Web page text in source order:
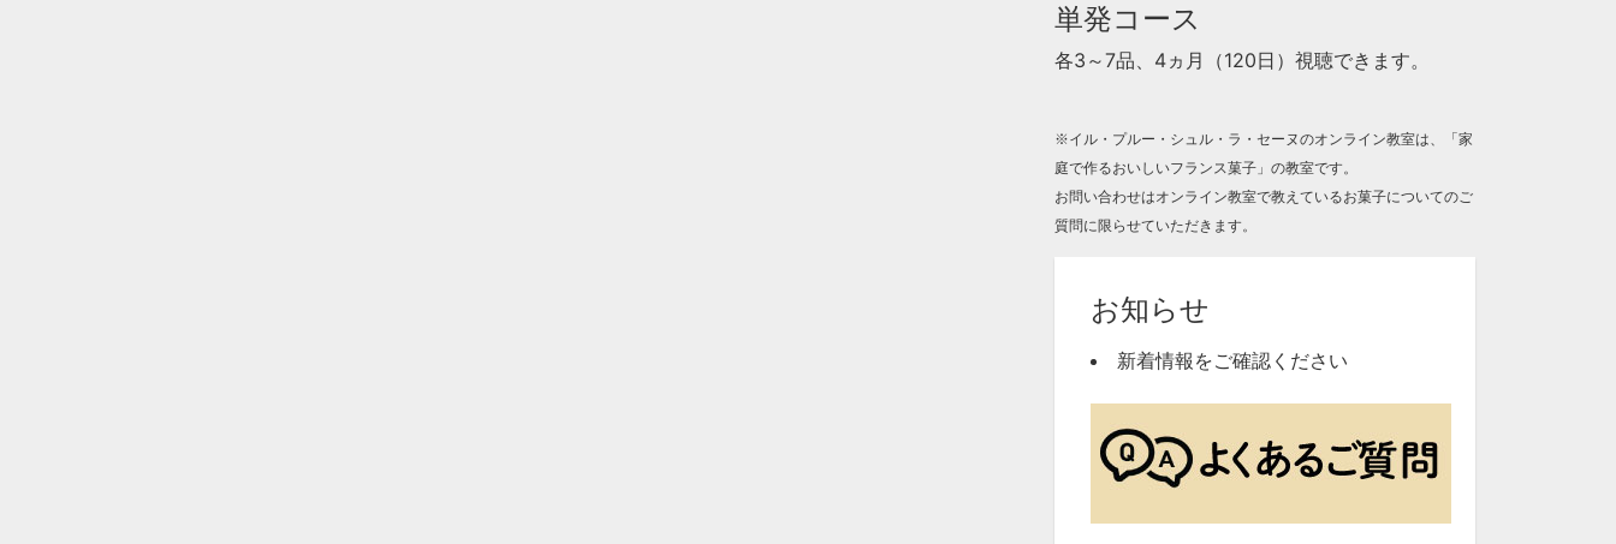
単発コース
各3～7品、4ヵ月（120日）視聴できます。
※イル・プルー・シュル・ラ・セーヌのオンライン教室は、「家
庭で作るおいしいフランス菓子」の教室です。
お問い合わせはオンライン教室で教えているお菓子についてのご
質問に限らせていただきます。
お知らせ
新着情報をご確認ください